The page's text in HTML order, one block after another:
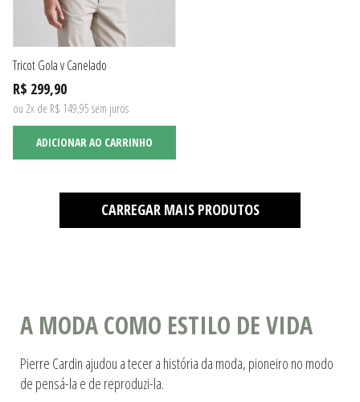
Tricot Gola v Canelado
R$ 299,90
ou 2x de R$ 149,95 sem juros
ADICIONAR AO CARRINHO
CARREGAR MAIS PRODUTOS
A MODA COMO ESTILO DE VIDA
Pierre Cardin ajudou a tecer a história da moda, pioneiro no modo
de pensá-la e de reproduzi-la.